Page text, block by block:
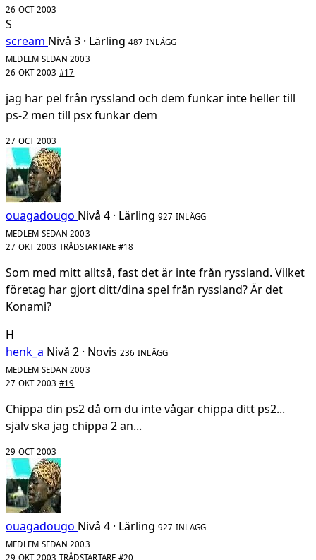
26 OCT 2003
S
scream Nivå 3 · Lärling 487 INLÄGG
MEDLEM SEDAN 2003
26 OKT 2003 #17
jag har pel från ryssland och dem funkar inte heller till
ps-2 men till psx funkar dem
27 OCT 2003
ouagadougo Nivå 4 · Lärling 927 INLÄGG
MEDLEM SEDAN 2003
27 OKT 2003 TRÅDSTARTARE #18
Som med mitt alltså, fast det är inte från ryssland. Vilket
företag har gjort ditt/dina spel från ryssland? Är det
Konami?
H
henk_a Nivå 2 · Novis 236 INLÄGG
MEDLEM SEDAN 2003
27 OKT 2003 #19
Chippa din ps2 då om du inte vågar chippa ditt ps2...
själv ska jag chippa 2 an...
29 OCT 2003
ouagadougo Nivå 4 · Lärling 927 INLÄGG
MEDLEM SEDAN 2003
29 OKT 2003 TRÅDSTARTARE #20